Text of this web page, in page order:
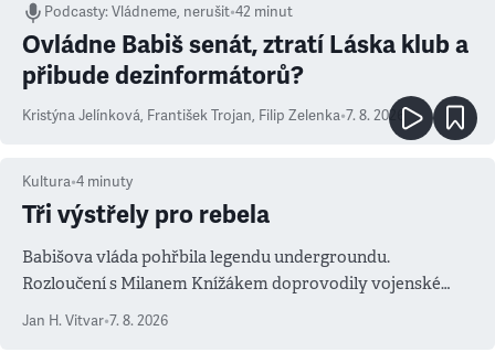
Podcasty:Vládneme, nerušit•42 minut
Ovládne Babiš senát, ztratí Láska klub a
přibude dezinformátorů?
Kristýna Jelínková, František Trojan, Filip Zelenka•7. 8. 2026
Kultura•4 minuty
Tři výstřely pro rebela
Babišova vláda pohřbila legendu undergroundu.
Rozloučení s Milanem Knížákem doprovodily vojenské
salvy i kritika pokrokářů
Jan H. Vitvar•7. 8. 2026